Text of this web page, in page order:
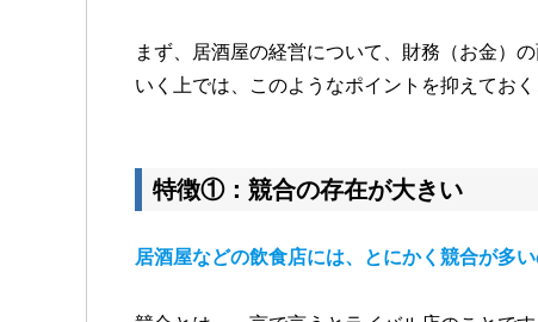
まず、居酒屋の経営について、財務（お金）
いく上では、このようなポイントを抑えておく
特徴①：競合の存在が大きい
居酒屋などの飲食店には、とにかく競合が多い